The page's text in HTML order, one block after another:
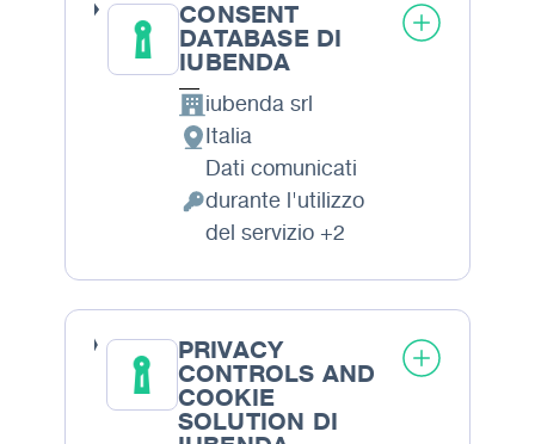
CONSENT
DATABASE DI
IUBENDA
Azienda:
iubenda srl
Luogo del trattamento:
Italia
Dati Personali trattati:
Dati comunicati
durante l'utilizzo
del servizio +2
PRIVACY
CONTROLS AND
COOKIE
SOLUTION DI